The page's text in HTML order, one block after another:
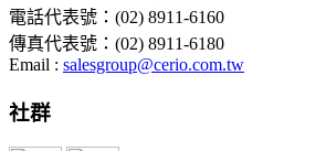
電話代表號：(02) 8911-6160
傳真代表號：(02) 8911-6180
Email : salesgroup@cerio.com.tw
社群